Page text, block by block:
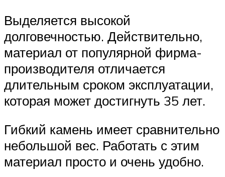
Выделяется высокой
долговечностью. Действительно,
материал от популярной фирма-
производителя отличается
длительным сроком эксплуатации,
которая может достигнуть 35 лет.
Гибкий камень имеет сравнительно
небольшой вес. Работать с этим
материал просто и очень удобно.